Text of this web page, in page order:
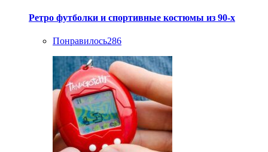
Ретро футболки и спортивные костюмы из 90-х
Понравилось286